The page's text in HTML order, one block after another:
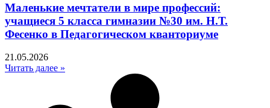
Маленькие мечтатели в мире профессий:
учащиеся 5 класса гимназии №30 им. Н.Т.
Фесенко в Педагогическом кванториуме
21.05.2026
Читать далее »